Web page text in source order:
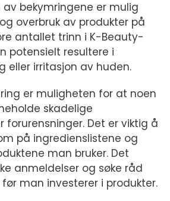
av bekymringene er mulig
overbruk av produkter på
antallet trinn i K-Beauty-
potensielt resultere i
eller irritasjon av huden.
er muligheten for at noen
skadelige
forurensninger. Det er viktig å
på ingredienslistene og
man bruker. Det
anmeldelser og søke råd
man investerer i produkter.